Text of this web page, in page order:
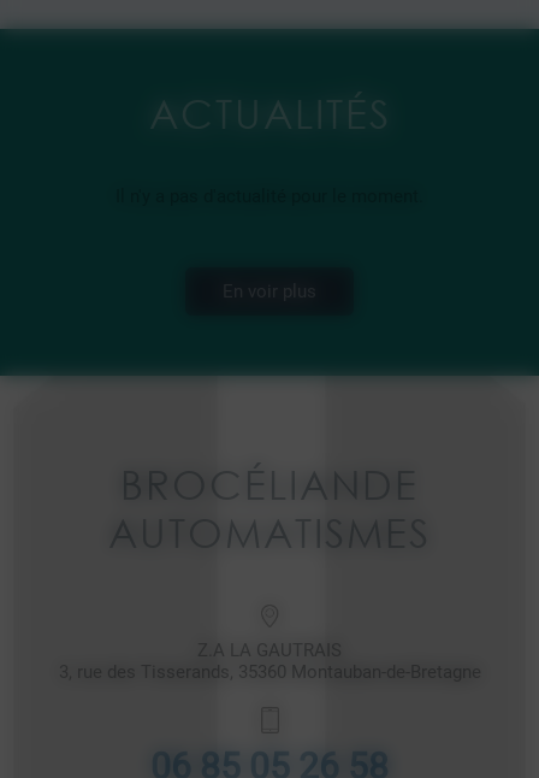
ACTUALITÉS
BROCÉLIANDE
AUTOMATISMES
Z.A LA GAUTRAIS
3, rue des Tisserands, 35360 Montauban-de-Bretagne
06 85 05 26 58